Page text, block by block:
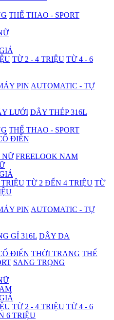
THỂ THAO - SPORT
TỪ 2 - 4 TRIỆU TỪ 4 - 6
PIN AUTOMATIC - TỰ
LƯỚI DÂY THÉP 316L
THỂ THAO - SPORT
ĐIỂN
NỮ FREELOOK NAM
TỪ 2 ĐẾN 4 TRIỆU TỪ
PIN AUTOMATIC - TỰ
GỈ 316L DÂY DA
ĐIỂN THỜI TRANG THỂ
SANG TRỌNG
TỪ 2 - 4 TRIỆU TỪ 4 - 6
6 TRIỆU